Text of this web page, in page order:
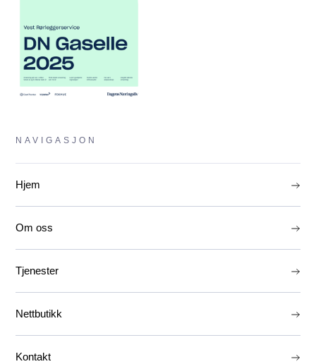
NAVIGASJON
Hjem
Om oss
Tjenester
Nettbutikk
Kontakt